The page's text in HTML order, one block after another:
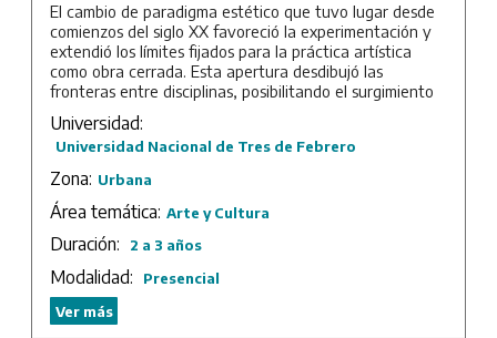
El cambio de paradigma estético que tuvo lugar desde
comienzos del siglo XX favoreció la experimentación y
extendió los límites fijados para la práctica artística
como obra cerrada. Esta apertura desdibujó las
fronteras entre disciplinas, posibilitando el surgimiento
de nuevas expresiones y la reorganización de las
categorías que delimitaban el campo cultural y
artístico.
Aparece un amplio campo crítico que podría ser
denominado “ópera experimental”. Un espacio
inespecífico que alberga diferentes expresiones
estéticas, como el teatro musical, la
instalación, la poesía sonora, el arte sonoro, el video, la
danza, la literatura, el teatro y las artes visuales. Esta
nueva Maestría nucleará en torno a la ópera
experimental a creadores de distintas disciplinas
Universidad:
Universidad Nacional de Tres de Febrero
Zona: Urbana
Área temática: Arte y Cultura
Duración: 2 a 3 años
Modalidad:
Presencial
Ver más